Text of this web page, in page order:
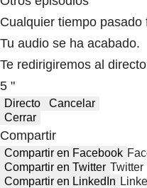
Cualquier tiempo pasado
Tu audio se ha acabado.
Te redirigiremos al
5 "
Directo
Cancelar
Cerrar
Compartir
Compartir en Facebook
Compartir en Twitter Twitter
Compartir en LinkedIn